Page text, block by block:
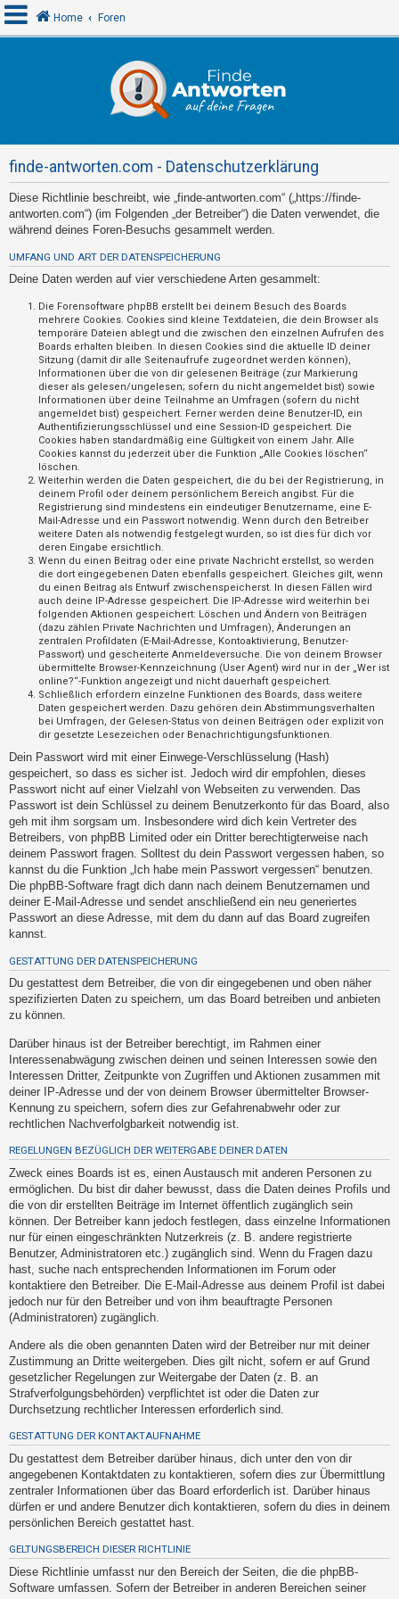
e
l
d
e
w
o
r
t
e
t
e
T
h
e
m
e
n
A
k
t
i
v
e
T
h
e
m
e
n
S
u
c
e
F
A
Q
Home Foren
finde-antworten.com - Datenschutzerklärung
Diese Richtlinie beschreibt, wie „finde-antworten.com“ („https://finde-
antworten.com“) (im Folgenden „der Betreiber“) die Daten verwendet, die
während deines Foren-Besuchs gesammelt werden.
UMFANG UND ART DER DATENSPEICHERUNG
Deine Daten werden auf vier verschiedene Arten gesammelt:
Die Forensoftware phpBB erstellt bei deinem Besuch des Boards
mehrere Cookies. Cookies sind kleine Textdateien, die dein Browser als
temporäre Dateien ablegt und die zwischen den einzelnen Aufrufen des
Boards erhalten bleiben. In diesen Cookies sind die aktuelle ID deiner
Sitzung (damit dir alle Seitenaufrufe zugeordnet werden können),
Informationen über die von dir gelesenen Beiträge (zur Markierung
dieser als gelesen/ungelesen; sofern du nicht angemeldet bist) sowie
Informationen über deine Teilnahme an Umfragen (sofern du nicht
angemeldet bist) gespeichert. Ferner werden deine Benutzer-ID, ein
Authentifizierungsschlüssel und eine Session-ID gespeichert. Die
Cookies haben standardmäßig eine Gültigkeit von einem Jahr. Alle
Cookies kannst du jederzeit über die Funktion „Alle Cookies löschen“
löschen.
Weiterhin werden die Daten gespeichert, die du bei der Registrierung, in
deinem Profil oder deinem persönlichem Bereich angibst. Für die
Registrierung sind mindestens ein eindeutiger Benutzername, eine E-
Mail-Adresse und ein Passwort notwendig. Wenn durch den Betreiber
weitere Daten als notwendig festgelegt wurden, so ist dies für dich vor
deren Eingabe ersichtlich.
Wenn du einen Beitrag oder eine private Nachricht erstellst, so werden
die dort eingegebenen Daten ebenfalls gespeichert. Gleiches gilt, wenn
du einen Beitrag als Entwurf zwischenspeicherst. In diesen Fällen wird
auch deine IP-Adresse gespeichert. Die IP-Adresse wird weiterhin bei
folgenden Aktionen gespeichert: Löschen und Ändern von Beiträgen
(dazu zählen Private Nachrichten und Umfragen), Änderungen an
zentralen Profildaten (E-Mail-Adresse, Kontoaktivierung, Benutzer-
Passwort) und gescheiterte Anmeldeversuche. Die von deinem Browser
übermittelte Browser-Kennzeichnung (User Agent) wird nur in der „Wer ist
online?“-Funktion angezeigt und nicht dauerhaft gespeichert.
Schließlich erfordern einzelne Funktionen des Boards, dass weitere
Daten gespeichert werden. Dazu gehören dein Abstimmungsverhalten
bei Umfragen, der Gelesen-Status von deinen Beiträgen oder explizit von
dir gesetzte Lesezeichen oder Benachrichtigungsfunktionen.
Dein Passwort wird mit einer Einwege-Verschlüsselung (Hash)
gespeichert, so dass es sicher ist. Jedoch wird dir empfohlen, dieses
Passwort nicht auf einer Vielzahl von Webseiten zu verwenden. Das
Passwort ist dein Schlüssel zu deinem Benutzerkonto für das Board, also
geh mit ihm sorgsam um. Insbesondere wird dich kein Vertreter des
Betreibers, von phpBB Limited oder ein Dritter berechtigterweise nach
deinem Passwort fragen. Solltest du dein Passwort vergessen haben, so
kannst du die Funktion „Ich habe mein Passwort vergessen“ benutzen.
Die phpBB-Software fragt dich dann nach deinem Benutzernamen und
deiner E-Mail-Adresse und sendet anschließend ein neu generiertes
Passwort an diese Adresse, mit dem du dann auf das Board zugreifen
kannst.
GESTATTUNG DER DATENSPEICHERUNG
Du gestattest dem Betreiber, die von dir eingegebenen und oben näher
spezifizierten Daten zu speichern, um das Board betreiben und anbieten
zu können.
Darüber hinaus ist der Betreiber berechtigt, im Rahmen einer
Interessenabwägung zwischen deinen und seinen Interessen sowie den
Interessen Dritter, Zeitpunkte von Zugriffen und Aktionen zusammen mit
deiner IP-Adresse und der von deinem Browser übermittelter Browser-
Kennung zu speichern, sofern dies zur Gefahrenabwehr oder zur
rechtlichen Nachverfolgbarkeit notwendig ist.
REGELUNGEN BEZÜGLICH DER WEITERGABE DEINER DATEN
Zweck eines Boards ist es, einen Austausch mit anderen Personen zu
ermöglichen. Du bist dir daher bewusst, dass die Daten deines Profils und
die von dir erstellten Beiträge im Internet öffentlich zugänglich sein
können. Der Betreiber kann jedoch festlegen, dass einzelne Informationen
nur für einen eingeschränkten Nutzerkreis (z. B. andere registrierte
Benutzer, Administratoren etc.) zugänglich sind. Wenn du Fragen dazu
hast, suche nach entsprechenden Informationen im Forum oder
kontaktiere den Betreiber. Die E-Mail-Adresse aus deinem Profil ist dabei
jedoch nur für den Betreiber und von ihm beauftragte Personen
(Administratoren) zugänglich.
Andere als die oben genannten Daten wird der Betreiber nur mit deiner
Zustimmung an Dritte weitergeben. Dies gilt nicht, sofern er auf Grund
gesetzlicher Regelungen zur Weitergabe der Daten (z. B. an
Strafverfolgungsbehörden) verpflichtet ist oder die Daten zur
Durchsetzung rechtlicher Interessen erforderlich sind.
GESTATTUNG DER KONTAKTAUFNAHME
Du gestattest dem Betreiber darüber hinaus, dich unter den von dir
angegebenen Kontaktdaten zu kontaktieren, sofern dies zur Übermittlung
zentraler Informationen über das Board erforderlich ist. Darüber hinaus
dürfen er und andere Benutzer dich kontaktieren, sofern du dies in deinem
persönlichen Bereich gestattet hast.
GELTUNGSBEREICH DIESER RICHTLINIE
Diese Richtlinie umfasst nur den Bereich der Seiten, die die phpBB-
Software umfassen. Sofern der Betreiber in anderen Bereichen seiner